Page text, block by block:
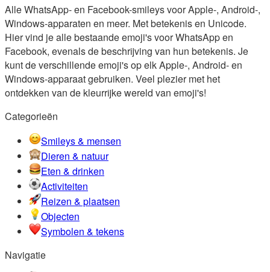
Alle WhatsApp- en Facebook-smileys voor Apple-, Android-,
Windows-apparaten en meer. Met betekenis en Unicode.
Hier vind je alle bestaande emoji's voor WhatsApp en
Facebook, evenals de beschrijving van hun betekenis. Je
kunt de verschillende emoji's op elk Apple-, Android- en
Windows-apparaat gebruiken. Veel plezier met het
ontdekken van de kleurrijke wereld van emoji's!
Categorieën
Smileys & mensen
Dieren & natuur
Eten & drinken
Activiteiten
Reizen & plaatsen
Objecten
Symbolen & tekens
Navigatie